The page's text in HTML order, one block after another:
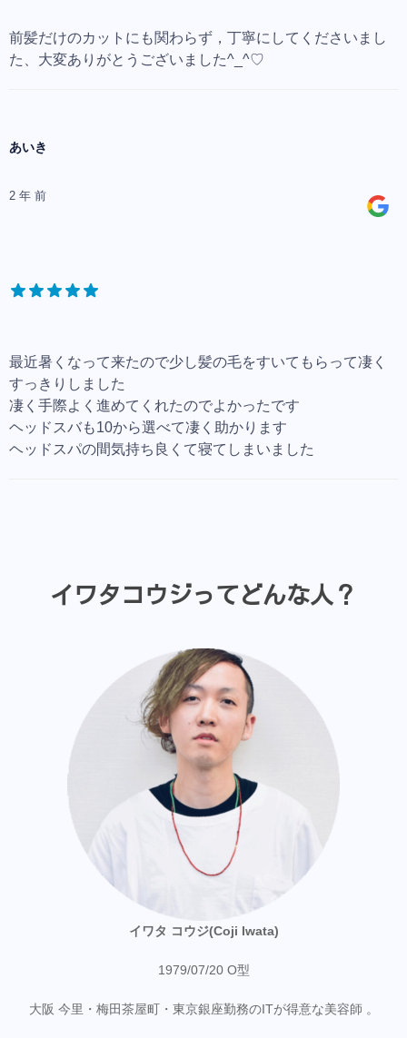
前髪だけのカットにも関わらず，丁寧にしてくださいまし
た、大変ありがとうございました^_^♡
あいき
2 年 前
最近暑くなって来たので少し髪の毛をすいてもらって凄く
すっきりしました
凄く手際よく進めてくれたのでよかったです
ヘッドスバも10から選べて凄く助かります
ヘッドスパの間気持ち良くて寝てしまいました
イワタコウジってどんな人？
イワタ コウジ(Coji Iwata)
1979/07/20 O型
大阪 今里・梅田茶屋町・東京銀座勤務のITが得意な美容師 。